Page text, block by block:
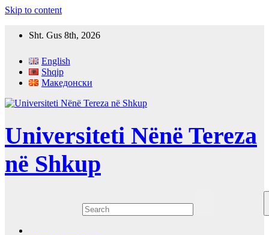
Skip to content
Sht. Gus 8th, 2026
English
Shqip
Македонски
Universiteti Nënë Tereza
në Shkup